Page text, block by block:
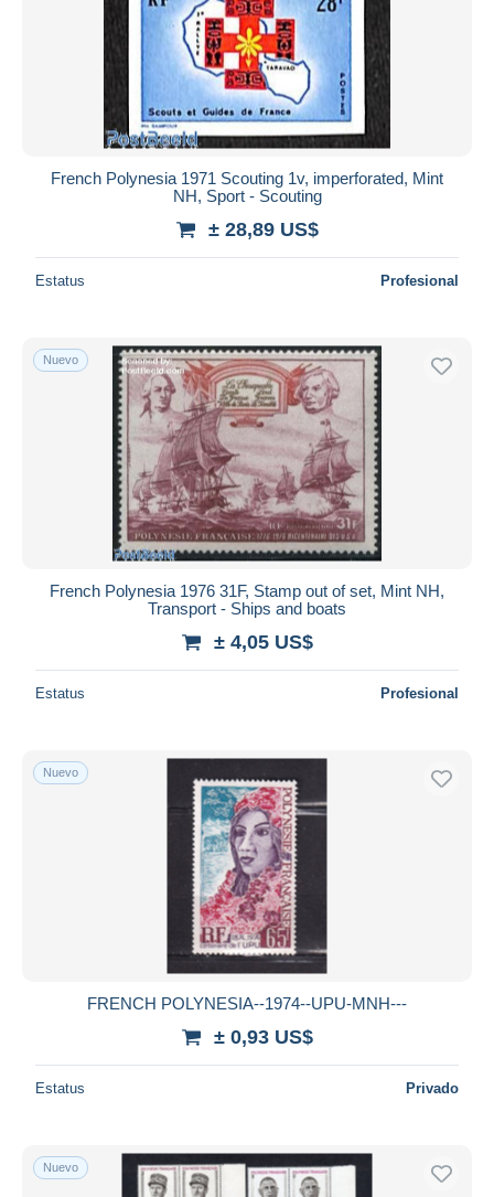
French Polynesia 1971 Scouting 1v, imperforated, Mint
NH, Sport - Scouting
± 28,89 US$
Estatus Profesional
Nuevo
French Polynesia 1976 31F, Stamp out of set, Mint NH,
Transport - Ships and boats
± 4,05 US$
Estatus Profesional
Nuevo
FRENCH POLYNESIA--1974--UPU-MNH---
± 0,93 US$
Estatus Privado
Nuevo